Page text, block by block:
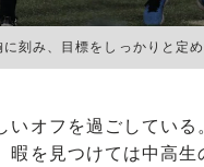
に刻み、目標をしっかりと
オフを過ごしてい
を見つけては中高生